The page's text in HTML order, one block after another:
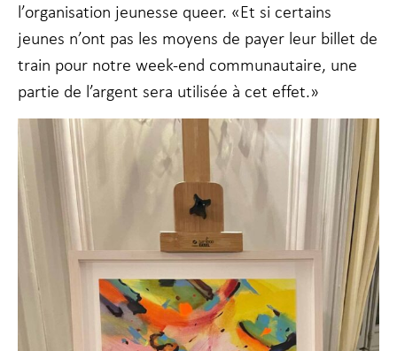
l’organisation jeunesse queer. «Et si certains
jeunes n’ont pas les moyens de payer leur billet de
train pour notre week-end communautaire, une
partie de l’argent sera utilisée à cet effet.»